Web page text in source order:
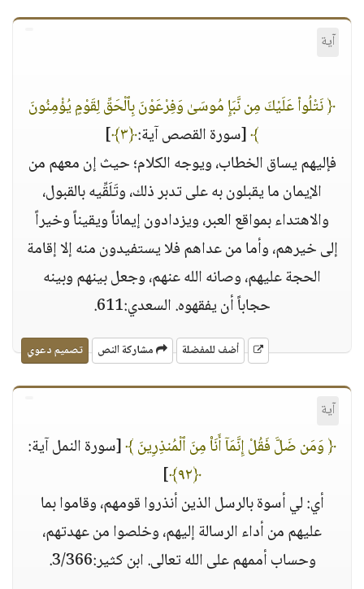
آية
﴿ نَتْلُوا۟ عَلَيْكَ مِن نَّبَإِ مُوسَىٰ وَفِرْعَوْنَ بِٱلْحَقِّ لِقَوْمٍ يُؤْمِنُونَ
﴾[سورة القصص آية:﴿٣﴾
]
فإليهم يساق الخطاب، ويوجه الكلام؛ حيث إن معهم من
الإيمان ما يقبلون به على تدبر ذلك، وتَلَقِّيه بالقبول،
والاهتداء بمواقع العبر، ويزدادون إيماناً ويقيناً وخيراً
إلى خيرهم، وأما من عداهم فلا يستفيدون منه إلا إقامة
الحجة عليهم، وصانه الله عنهم، وجعل بينهم وبينه
حجاباً أن يفقهوه. السعدي:611.
أضف للمفضلة مشاركة النص تصميم دعوي
آية
﴿ وَمَن ضَلَّ فَقُلْ إِنَّمَآ أَنَا۠ مِنَ ٱلْمُنذِرِينَ ﴾[سورة النمل آية:
﴿٩٢﴾
]
أي: لي أسوة بالرسل الذين أنذروا قومهم، وقاموا بما
عليهم من أداء الرسالة إليهم، وخلصوا من عهدتهم،
وحساب أممهم على الله تعالى. ابن كثير:3/366.